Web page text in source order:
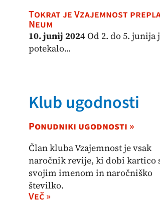
Tokrat je Vzajemnost
Neum
10. junij 2024Od 2. do 5. junija
potekalo...
Klub ugodnosti
Ponudniki ugodnosti »
Član kluba Vzajemnost je vsak
naročnik revije, ki dobi kartico
svojim imenom in naročniško
številko.
Več »